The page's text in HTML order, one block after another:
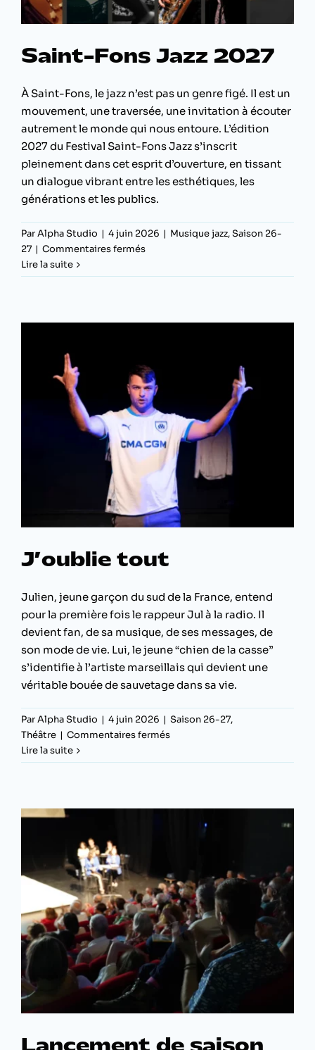
Saint-Fons Jazz 2027
À Saint-Fons, le jazz n’est pas un genre figé. Il est un
mouvement, une traversée, une invitation à écouter
autrement le monde qui nous entoure. L’édition
2027 du Festival Saint-Fons Jazz s’inscrit
pleinement dans cet esprit d’ouverture, en tissant
un dialogue vibrant entre les esthétiques, les
générations et les publics.
ParAlpha Studio | 4 juin 2026 | Musique jazz,Saison 26-
27 | Commentaires ferméssur
Fons
Lire la suite
J’oublie tout
Julien, jeune garçon du sud de la France, entend
pour la première fois le rappeur Jul à la radio. Il
devient fan, de sa musique, de ses messages, de
son mode de vie. Lui, le jeune “chien de la casse”
s’identifie à l’artiste marseillais qui devient une
véritable bouée de sauvetage dans sa vie.
ParAlpha Studio | 4 juin 2026 | Saison 26-27,
Théâtre | Commentaires ferméssur
tout
Lire la suite